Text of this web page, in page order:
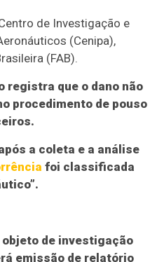
de Investigação e
(Cenipa),
(FAB).
registra que o dano não
procedimento de pouso
a coleta e a análise
foi classificada
objeto de investigação
emissão de relatório